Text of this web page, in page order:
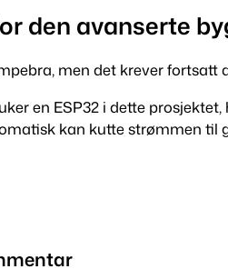
den avanserte
men det krever
en ESP32 i dette
kan kutte strømmen